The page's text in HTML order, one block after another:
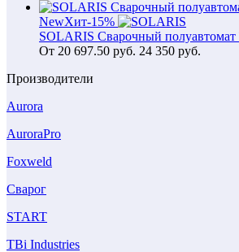
NewХит-15%
SOLARIS Сварочный
От 20 697.50 руб. 24 350 руб.
Производители
Aurora
AuroraPro
Foxweld
Сварог
START
TBi Industries